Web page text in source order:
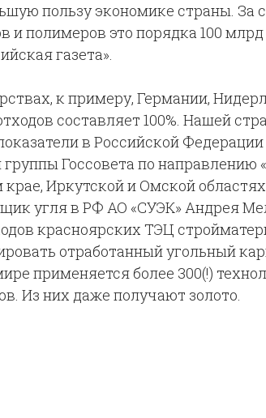
пользу экономике страны. За
и полимеров это порядка 100 млрд
газета».
к примеру, Германии,
составляет 100%. Нашей
в Российской
Госсовета по направлению
Иркутской и Омской
угля в РФ АО «СУЭК» Андрея
красноярских ТЭЦ
отработанный угольный
применяется более 300(!)
Из них даже получают золото.